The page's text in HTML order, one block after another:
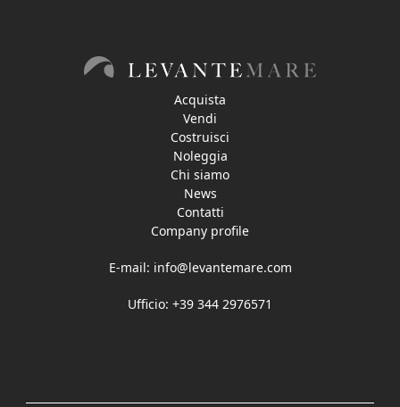
Acquista
Vendi
Costruisci
Noleggia
Chi siamo
News
Contatti
Company profile
E-mail: info@levantemare.com
Ufficio: +39 344 2976571